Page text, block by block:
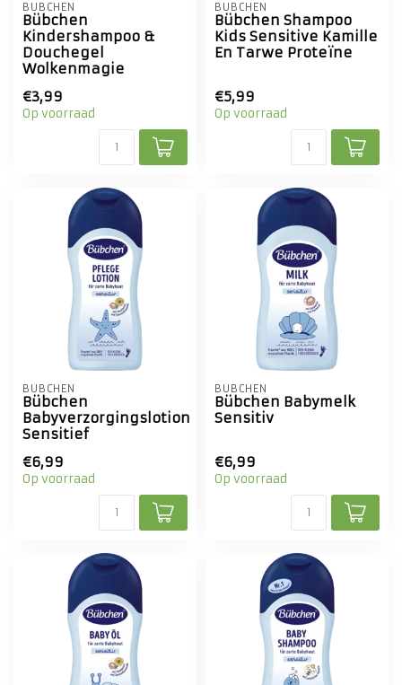
BÜBCHEN
Bübchen
Kindershampoo &
Douchegel
Wolkenmagie
€3,99
Op voorraad
BÜBCHEN
Bübchen Shampoo
Kids Sensitive Kamille
En Tarwe Proteïne
€5,99
Op voorraad
BÜBCHEN
Bübchen
Babyverzorgingslotion
Sensitief
€6,99
Op voorraad
BÜBCHEN
Bübchen Babymelk
Sensitiv
€6,99
Op voorraad